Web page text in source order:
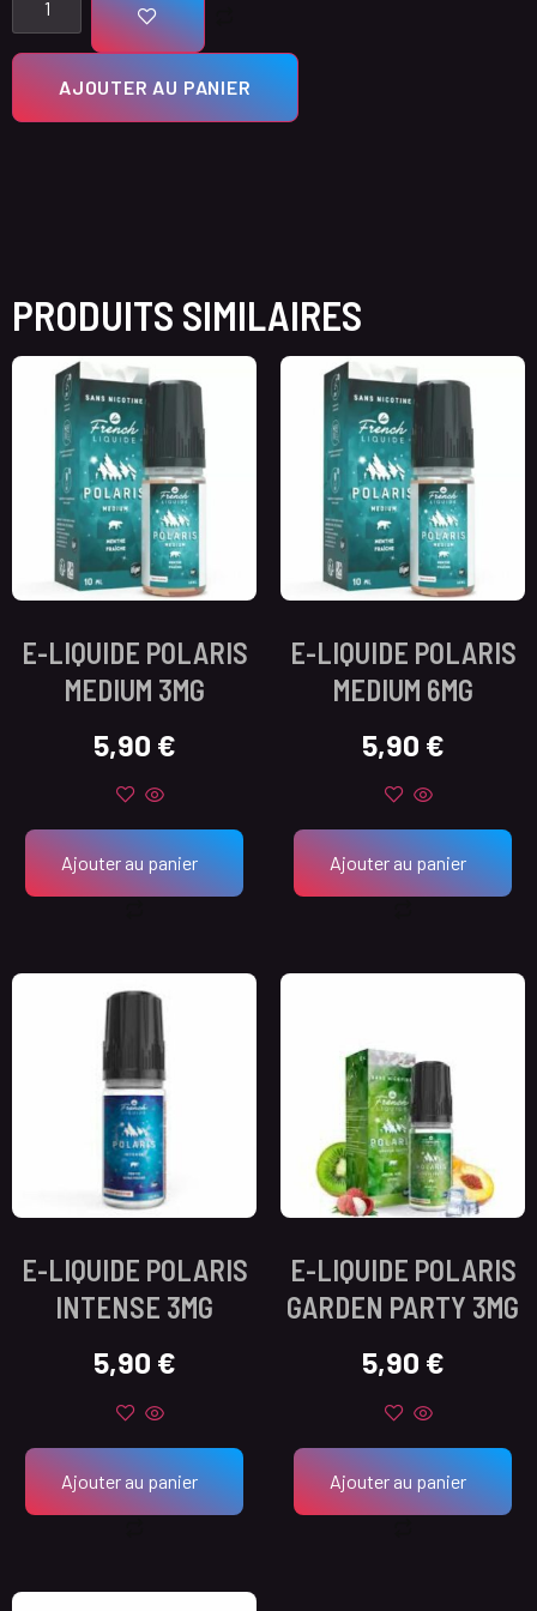
AJOUTER AU PANIER
PRODUITS SIMILAIRES
E-LIQUIDE POLARIS
MEDIUM 3MG
5,90 €
Ajouter au panier
E-LIQUIDE POLARIS
MEDIUM 6MG
5,90 €
Ajouter au panier
E-LIQUIDE POLARIS
INTENSE 3MG
5,90 €
Ajouter au panier
E-LIQUIDE POLARIS
GARDEN PARTY 3MG
5,90 €
Ajouter au panier